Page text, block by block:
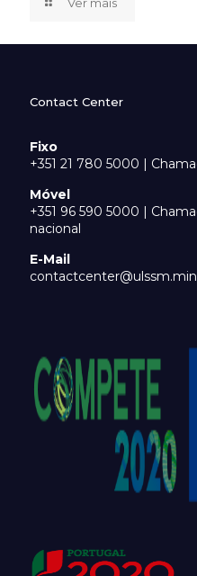
Contact Center
Fixo
+351 21 780 5000 |
Móvel
+351 96 590 5000 |
nacional
E-Mail